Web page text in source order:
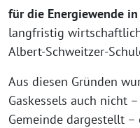
für die Energiewende
langfristig
Albert-Schweitzer-
Aus diesen Gründen
Gaskessels auch nicht
Gemeinde dargestellt